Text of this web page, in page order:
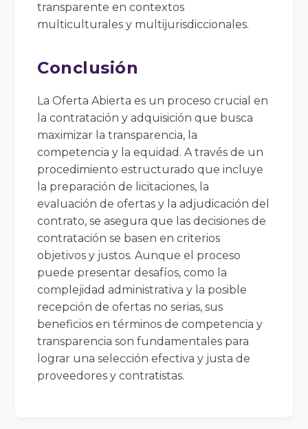
transparente en contextos
multiculturales y multijurisdiccionales.
Conclusión
La Oferta Abierta es un proceso crucial en
la contratación y adquisición que busca
maximizar la transparencia, la
competencia y la equidad. A través de un
procedimiento estructurado que incluye
la preparación de licitaciones, la
evaluación de ofertas y la adjudicación del
contrato, se asegura que las decisiones de
contratación se basen en criterios
objetivos y justos. Aunque el proceso
puede presentar desafíos, como la
complejidad administrativa y la posible
recepción de ofertas no serias, sus
beneficios en términos de competencia y
transparencia son fundamentales para
lograr una selección efectiva y justa de
proveedores y contratistas.